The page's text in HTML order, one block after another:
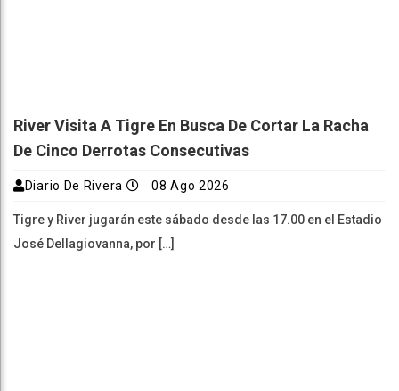
River Visita A Tigre En Busca De Cortar La Racha
De Cinco Derrotas Consecutivas
Diario De Rivera 08 Ago 2026
Tigre y River jugarán este sábado desde las 17.00 en el Estadio
José Dellagiovanna, por […]